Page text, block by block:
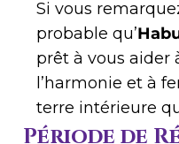
Si vous
probable qu’
prêt à vous aider
l’harmonie et à
terre intérieure
Période de